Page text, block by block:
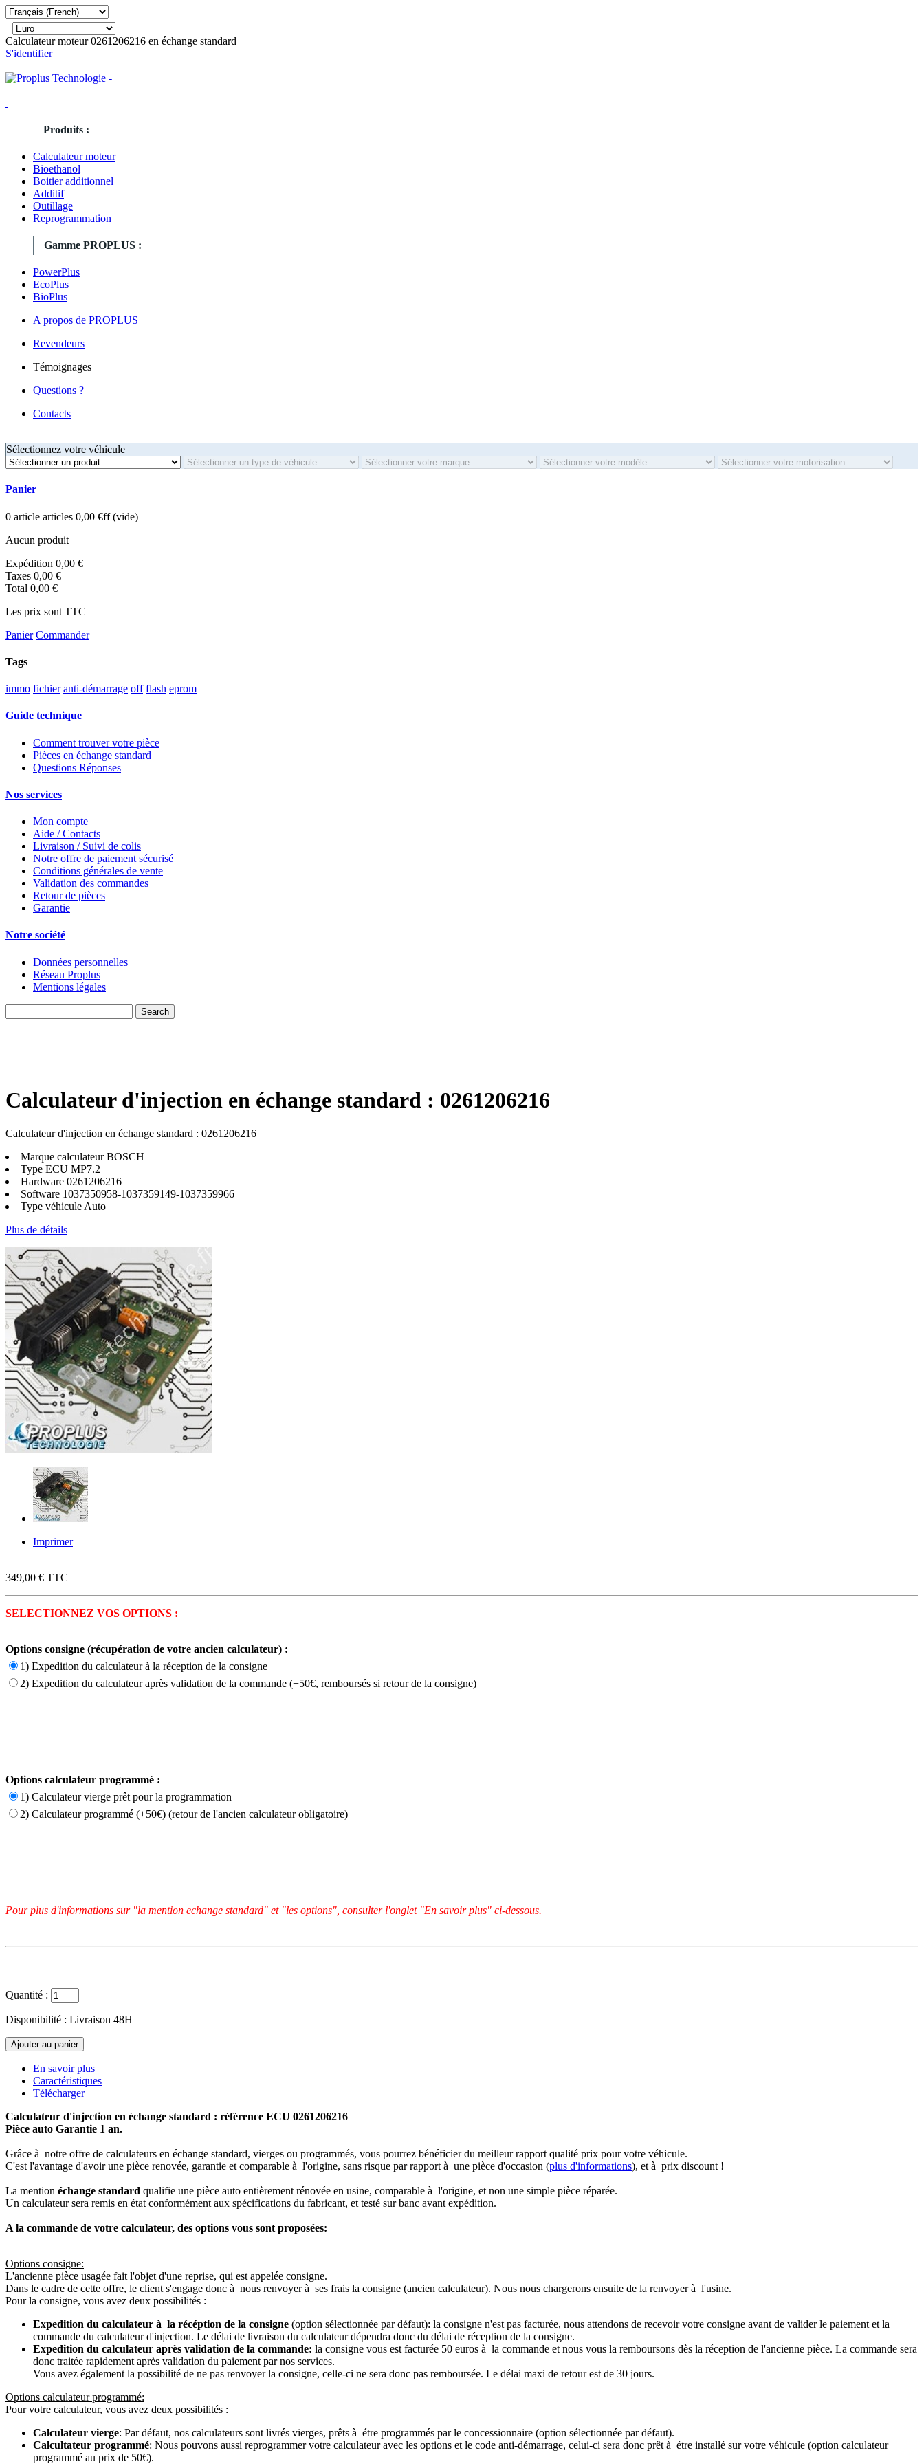
Calculateur moteur 0261206216 en échange standard
S'identifier
Produits :
Calculateur moteur
Bioethanol
Boitier additionnel
Additif
Outillage
Reprogrammation
Gamme PROPLUS :
PowerPlus
EcoPlus
BioPlus
A propos de PROPLUS
Revendeurs
Témoignages
Questions ?
Contacts
Sélectionnez votre véhicule
Panier
0 article articles 0,00 €ff (vide)
Aucun produit
Expédition 0,00 €
Taxes 0,00 €
Total 0,00 €
Les prix sont TTC
Panier Commander
Tags
immo fichier anti-démarrage off flash eprom
Guide technique
Comment trouver votre pièce
Pièces en échange standard
Questions Réponses
Nos services
Mon compte
Aide / Contacts
Livraison / Suivi de colis
Notre offre de paiement sécurisé
Conditions générales de vente
Validation des commandes
Retour de pièces
Garantie
Notre société
Données personnelles
Réseau Proplus
Mentions légales
Calculateur d'injection en échange standard : 0261206216
Calculateur d'injection en échange standard : 0261206216
Marque calculateurBOSCH
Type ECU MP7.2
Hardware 0261206216
Software 1037350958-1037359149-1037359966
Type véhicule Auto
Plus de détails
Imprimer
349,00 € TTC
SELECTIONNEZ VOS OPTIONS :
Options consigne (récupération de votre ancien calculateur) :
1) Expedition du calculateur à la réception de la consigne
2) Expedition du calculateur après validation de la commande (+50€, remboursés si retour de la consigne)
Options calculateur programmé :
1) Calculateur vierge prêt pour la programmation
2) Calculateur programmé (+50€) (retour de l'ancien calculateur obligatoire)
Pour plus d'informations sur "la mention echange standard" et "les options", consulter l'onglet "En savoir plus" ci-dessous.
Quantité :
Disponibilité : Livraison 48H
En savoir plus
Caractéristiques
Télécharger
Calculateur d'injection en échange standard : référence ECU 0261206216
Pièce auto Garantie 1 an.
Grâce à notre offre de calculateurs en échange standard, vierges ou programmés, vous pourrez bénéficier du meilleur rapport qualité prix pour votre véhicule.
C'est l'avantage d'avoir une pièce renovée, garantie et comparable à l'origine, sans risque par rapport à une pièce d'occasion (plus d'informations), et à prix discount !
La mention échange standard qualifie une pièce auto entièrement rénovée en usine, comparable à l'origine, et non une simple pièce réparée.
Un calculateur sera remis en état conformément aux spécifications du fabricant, et testé sur banc avant expédition.
A la commande de votre calculateur, des options vous sont proposées:
Options consigne:
L'ancienne pièce usagée fait l'objet d'une reprise, qui est appelée consigne.
Dans le cadre de cette offre, le client s'engage donc à nous renvoyer à ses frais la consigne (ancien calculateur). Nous nous chargerons ensuite de la renvoyer à l'usine.
Pour la consigne, vous avez deux possibilités :
Expedition du calculateur à la récéption de la consigne (option sélectionnée par défaut): la consigne n'est pas facturée, nous attendons de recevoir votre consigne avant de valider le paiement et la
commande du calculateur d'injection. Le délai de livraison du calculateur dépendra donc du délai de réception de la consigne.
Expedition du calculateur après validation de la commande: la consigne vous est facturée 50 euros à la commande et nous vous la remboursons dès la réception de l'ancienne pièce. La commande sera
donc traitée rapidement après validation du paiement par nos services.
Vous avez également la possibilité de ne pas renvoyer la consigne, celle-ci ne sera donc pas remboursée. Le délai maxi de retour est de 30 jours.
Options calculateur programmé:
Pour votre calculateur, vous avez deux possibilités :
Calculateur vierge: Par défaut, nos calculateurs sont livrés vierges, prêts à étre programmés par le concessionnaire (option sélectionnée par défaut).
Calcultateur programmé: Nous pouvons aussi reprogrammer votre calculateur avec les options et le code anti-démarrage, celui-ci sera donc prêt à étre installé sur votre véhicule (option calculateur
programmé au prix de 50€).